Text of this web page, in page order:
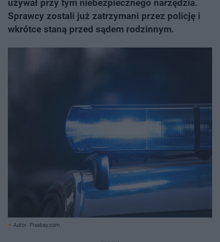
używał przy tym niebezpiecznego narzędzia.
Sprawcy zostali już zatrzymani przez policję i
wkrótce staną przed sądem rodzinnym.
Autor: Pixabay.com